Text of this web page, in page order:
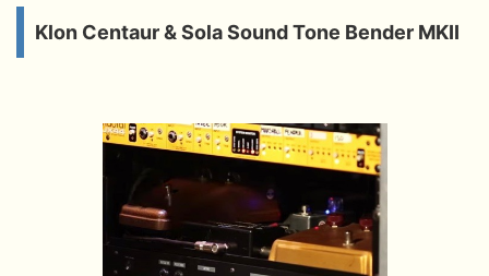
Klon Centaur & Sola Sound Tone Bender MKII